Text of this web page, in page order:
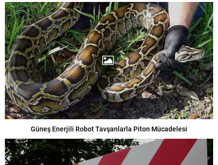
Güneş Enerjili Robot Tavşanlarla Piton Mücadelesi